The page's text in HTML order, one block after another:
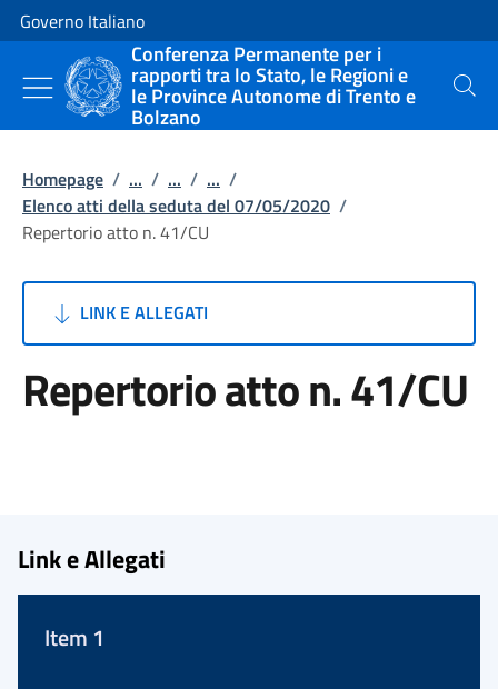
Vai al contenuto
Vai alla navigazione del sito
Governo Italiano
Conferenza Permanente per i
rapporti tra lo Stato, le Regioni e
le Province Autonome di Trento e
Bolzano
Cerca
Homepage / ... / ... / ... /
Elenco atti della seduta del 07/05/2020 /
Repertorio atto n. 41/CU
LINK E ALLEGATI
Repertorio atto n. 41/CU
Link e Allegati
Item 1